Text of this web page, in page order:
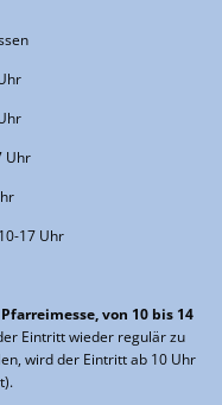
Uhr
17 Uhr
Pfarreimesse, von 10 bis 14
Eintritt wieder regulär zu
wird der Eintritt ab 10 Uhr